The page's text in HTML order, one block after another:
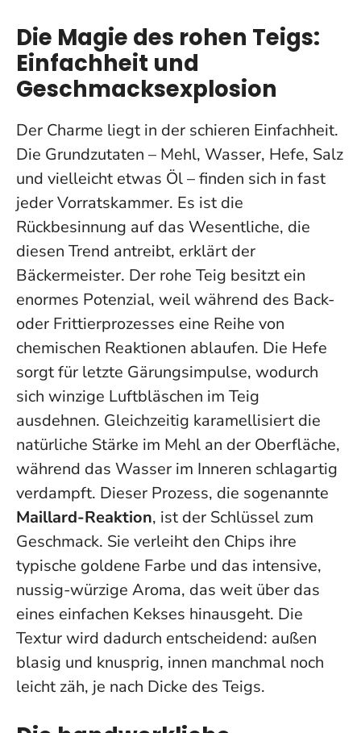
Die Magie des rohen Teigs:
Einfachheit und
Geschmacksexplosion
Der Charme liegt in der schieren Einfachheit.
Die Grundzutaten – Mehl, Wasser, Hefe, Salz
und vielleicht etwas Öl – finden sich in fast
jeder Vorratskammer. Es ist die
Rückbesinnung auf das Wesentliche, die
diesen Trend antreibt, erklärt der
Bäckermeister. Der rohe Teig besitzt ein
enormes Potenzial, weil während des Back-
oder Frittierprozesses eine Reihe von
chemischen Reaktionen ablaufen. Die Hefe
sorgt für letzte Gärungsimpulse, wodurch
sich winzige Luftbläschen im Teig
ausdehnen. Gleichzeitig karamellisiert die
natürliche Stärke im Mehl an der Oberfläche,
während das Wasser im Inneren schlagartig
verdampft. Dieser Prozess, die sogenannte
Maillard-Reaktion, ist der Schlüssel zum
Geschmack. Sie verleiht den Chips ihre
typische goldene Farbe und das intensive,
nussig-würzige Aroma, das weit über das
eines einfachen Kekses hinausgeht. Die
Textur wird dadurch entscheidend: außen
blasig und knusprig, innen manchmal noch
leicht zäh, je nach Dicke des Teigs.